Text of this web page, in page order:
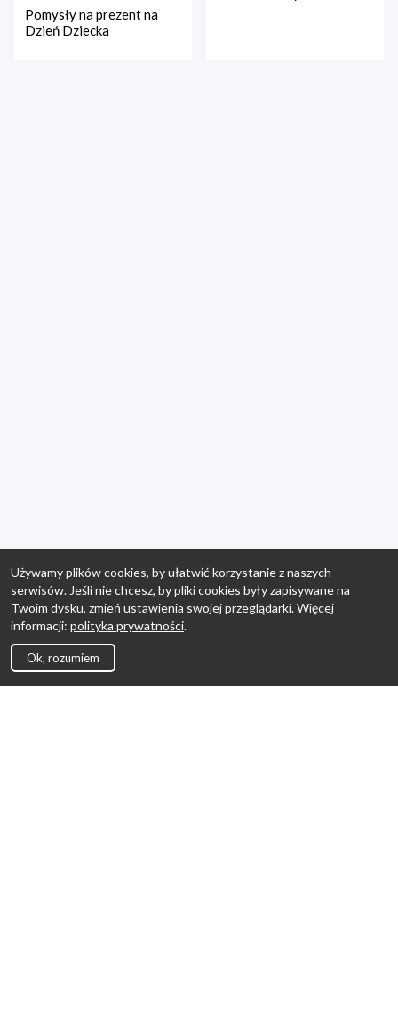
Pomysły na prezent na
Dzień Dziecka
Używamy plików cookies, by ułatwić korzystanie z naszych
serwisów. Jeśli nie chcesz, by pliki cookies były zapisywane na
Twoim dysku, zmień ustawienia swojej przeglądarki. Więcej
informacji: polityka prywatności.
Ok, rozumiem